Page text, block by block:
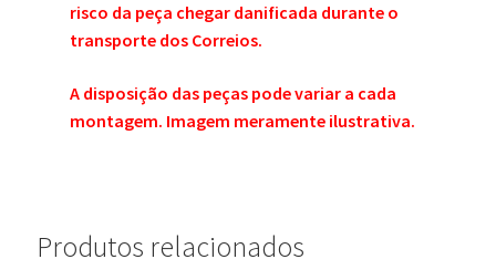
risco da peça chegar danificada durante o
transporte dos Correios.
A disposição das peças pode variar a cada
montagem. Imagem meramente ilustrativa.
Produtos relacionados